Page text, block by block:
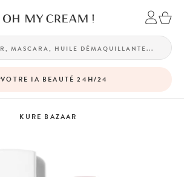
VOTRE IA BEAUTÉ 24H/24
KURE BAZAAR